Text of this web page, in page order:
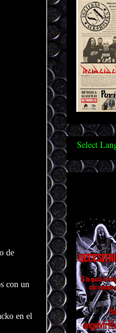
de
con un
en el
Select